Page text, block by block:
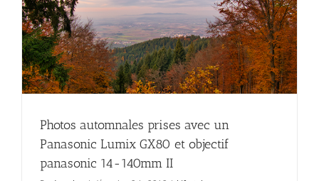
Photos automnales prises avec un
Panasonic Lumix GX80 et objectif
panasonic 14-140mm II